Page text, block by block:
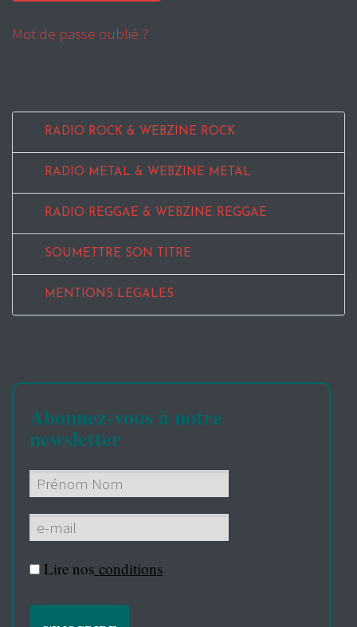
Mot de passe oublié ?
RADIO ROCK & WEBZINE ROCK
RADIO METAL & WEBZINE METAL
RADIO REGGAE & WEBZINE REGGAE
SOUMETTRE SON TITRE
MENTIONS LEGALES
Abonnez-vous à notre
newsletter
Lire nos conditions